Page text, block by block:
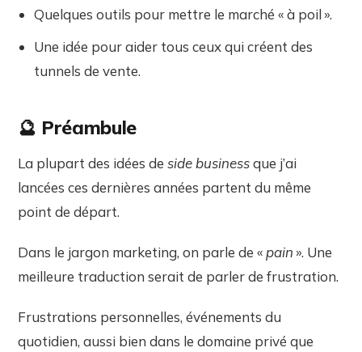
Quelques outils pour mettre le marché « à poil ».
Une idée pour aider tous ceux qui créent des
tunnels de vente.
🔮 Préambule
La plupart des idées deside businessque j’ai
lancées ces dernières années partent du même
point de départ.
Dans le jargon marketing, on parle de « pain ». Une
meilleure traduction serait de parler de frustration.
Frustrations personnelles, événements du
quotidien, aussi bien dans le domaine privé que